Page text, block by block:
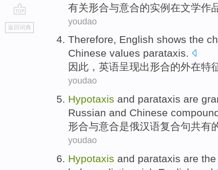
go
top
返回词典
有关形合与意合的实例在文学作
youdao
Therefore, English shows the
Chinese values parataxis.
因此 ， 英语呈现出形合的外在特
youdao
Hypotaxis and parataxis are
Russian and Chinese
形合与意合是俄汉语复合句共有
youdao
Hypotaxis and parataxis are